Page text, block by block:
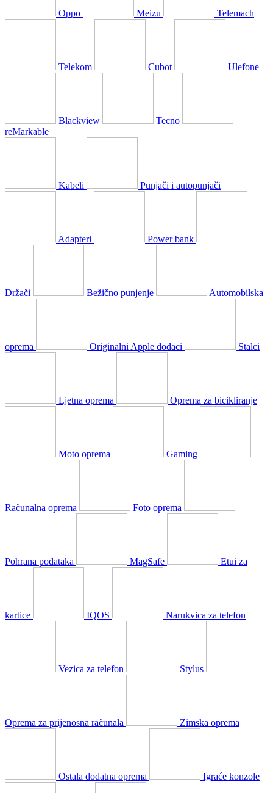
Oppo Meizu Telemach
Telekom Cubot Ulefone
Blackview
Tecno
reMarkable
Kabeli Punjači i autopunjači
Adapteri Power bank
Držači Bežično punjenje Automobilska
oprema Originalni Apple dodaci Stalci
Ljetna oprema Oprema za bicikliranje
Moto oprema Gaming
Računalna oprema Foto oprema
Pohrana podataka MagSafe Etui za
kartice IQOS Narukvica za telefon
Vezica za telefon Stylus
Oprema za prijenosna računala Zimska oprema
Ostala dodatna oprema Igraće konzole